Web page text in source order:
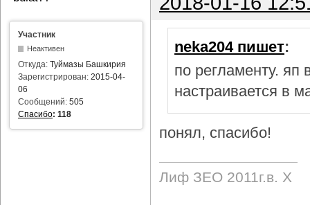
Участник
Неактивен
Откуда: Туймазы Башкирия
Зарегистрирован: 2015-04-
06
Сообщений: 505
Спасибо: 118
neka204 пишет:
по регламенту.
настраивается в
понял, спасибо!
Лиф ЗЕО 2011г.в. Х